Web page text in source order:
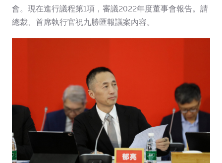
會。現在進行議程第1項，審議2022年度董事會報告。請
總裁、首席執行官祝九勝匯報議案內容。